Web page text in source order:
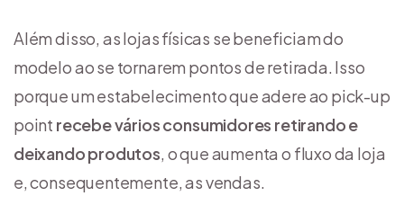
Além disso, as lojas físicas se beneficiam do
modelo ao se tornarem pontos de retirada. Isso
porque um estabelecimento que adere ao pick-up
point recebe vários consumidores retirando e
deixando produtos, o que aumenta o fluxo da loja
e, consequentemente, as vendas.